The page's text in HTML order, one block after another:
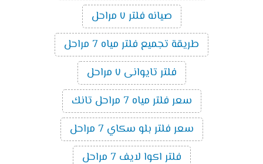
صيانه فلتر ٧ مراحل
طريقة تجميع فلتر مياه 7 مراحل
فلتر تايوانى ٧ مراحل
سعر فلتر مياه 7 مراحل تانك
سعر فلتر بلو سكاي 7 مراحل
فلتر اكوا لايف 7 مراحل